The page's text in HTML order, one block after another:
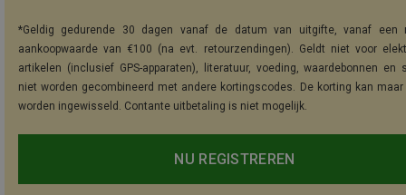
*Geldig gedurende 30 dagen vanaf de datum van uitgifte, vanaf een
aankoopwaarde van €100 (na evt. retourzendingen). Geldt niet voor
artikelen (inclusief GPS-apparaten), literatuur, voeding, waardebonnen en
niet worden gecombineerd met andere kortingscodes. De korting kan maar
worden ingewisseld. Contante uitbetaling is niet mogelijk.
NU REGISTREREN